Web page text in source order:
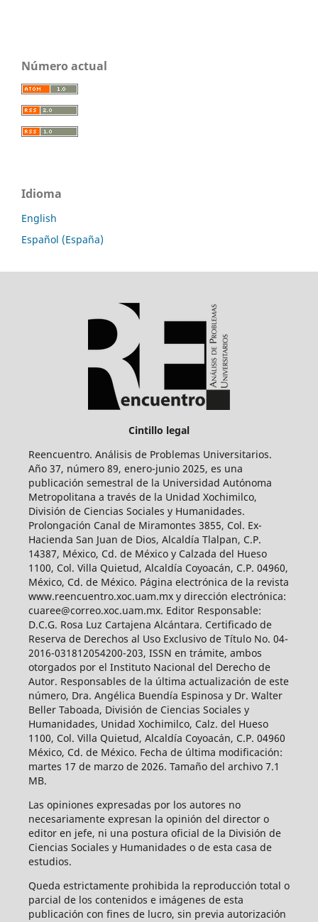
Número actual
Idioma
English
Español (España)
Cintillo legal
Reencuentro. Análisis de Problemas Universitarios.
Año 37, número 89, enero-junio 2025, es una
publicación semestral de la Universidad Autónoma
Metropolitana a través de la Unidad Xochimilco,
División de Ciencias Sociales y Humanidades.
Prolongación Canal de Miramontes 3855, Col. Ex-
Hacienda San Juan de Dios, Alcaldía Tlalpan, C.P.
14387, México, Cd. de México y Calzada del Hueso
1100, Col. Villa Quietud, Alcaldía Coyoacán, C.P. 04960,
México, Cd. de México. Página electrónica de la revista
www.reencuentro.xoc.uam.mx y dirección electrónica:
cuaree@correo.xoc.uam.mx. Editor Responsable:
D.C.G. Rosa Luz Cartajena Alcántara. Certificado de
Reserva de Derechos al Uso Exclusivo de Título No. 04-
2016-031812054200-203, ISSN en trámite, ambos
otorgados por el Instituto Nacional del Derecho de
Autor. Responsables de la última actualización de este
número, Dra. Angélica Buendía Espinosa y Dr. Walter
Beller Taboada, División de Ciencias Sociales y
Humanidades, Unidad Xochimilco, Calz. del Hueso
1100, Col. Villa Quietud, Alcaldía Coyoacán, C.P. 04960
México, Cd. de México. Fecha de última modificación:
martes 17 de marzo de 2026. Tamaño del archivo 7.1
MB.
Las opiniones expresadas por los autores no
necesariamente expresan la opinión del director o
editor en jefe, ni una postura oficial de la División de
Ciencias Sociales y Humanidades o de esta casa de
estudios.
Queda estrictamente prohibida la reproducción total o
parcial de los contenidos e imágenes de esta
publicación con fines de lucro, sin previa autorización